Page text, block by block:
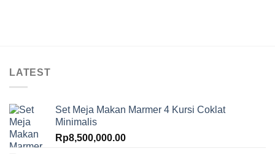
LATEST
Set Meja Makan Marmer 4 Kursi Coklat
Minimalis
Rp8,500,000.00